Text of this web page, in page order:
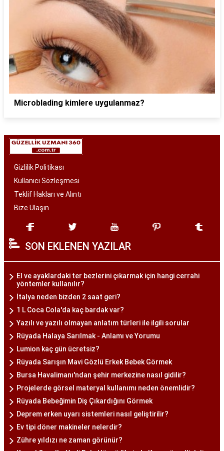
Microblading kimlere uygulanmaz?
Gizlilik Politikası
Kullanıcı Sözleşmesi
Teklif Hakları ve Alıntı
Bize Ulaşın
SON EKLENEN YAZILAR
El ve ayaklardaki ter bezlerini çıkarmak için hangi cerrahi
yöntemler kullanılır?
İtalya neden bizden 2 saat geri?
1 L Coca Cola'da kaç bardak var?
Yazılı ve yazılı olmayan anlatım türleri ile ilgili sorular
Rüyada Halaya Sarılmak - Anlamı ve Yorumu
Lumion kaç gün ücretsiz?
Rüyada Sarışın Mavi Gözlü Erkek Bebek Görmek
Bursa Havalimanı'ndan şehir merkezine nasıl gidilir?
Projelerde görsel materyal kullanımı neden önemlidir?
Rüyada Bebeğimin Diş Çıkardığını Görmek
Deprem erken uyarı sistemleri nasıl geliştirilir?
Ev tipi döner makineler nelerdir?
Zühre yıldızı ne zaman görünür?